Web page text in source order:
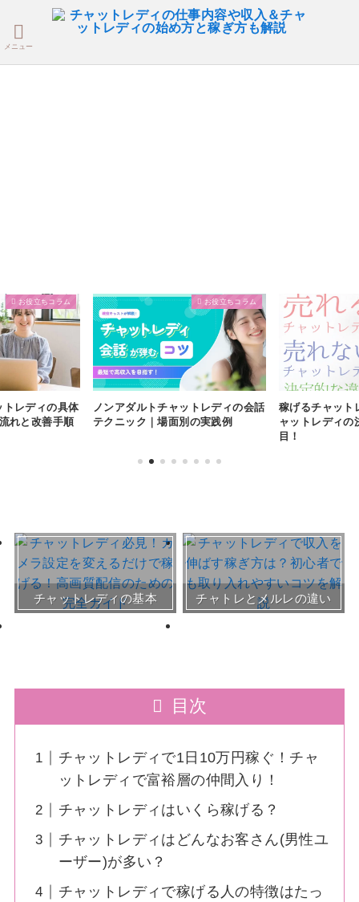
メニュー
お役立ちコラム
トレディの具体
れと改善手順
お役立ちコラム
ノンアダルトチャットレディの会話
テクニック｜場面別の実践例
稼げるチャット
ャットレディの
目！
チャットレディの基本 チャトレとメルレの違い
おすすめチャトレ事務所＆
サイト
30～50代向けサイト
目次
チャットレディで1日10万円稼ぐ！チャ
ットレディで富裕層の仲間入り！
チャットレディはいくら稼げる？
チャットレディはどんなお客さん(男性ユ
ーザー)が多い？
チャットレディで稼げる人の特徴はたっ